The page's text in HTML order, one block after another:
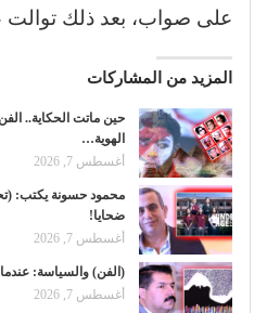
على صواب، بعد ذلك توالت
المزيد من المشاركات
حين ماتت الحكاية..
الهوية…
أغسطس 7, 2026
محمود حسونة يكتب:
ضحايا!
أغسطس 7, 2026
(الفن) والسياسة:
أغسطس 7, 2026